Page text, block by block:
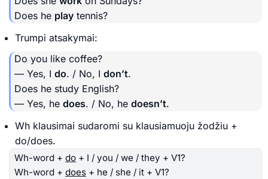
Does he play tennis?
Trumpi atsakymai:
Do you like coffee?
— Yes, I do. / No, I don’t.
Does he study English?
— Yes, he does. / No, he doesn’t.
Wh klausimai sudaromi su klausiamuoju žodžiu +
do/does.
Wh-word + do + I / you / we / they + V1?
Wh-word + does + he / she / it + V1?